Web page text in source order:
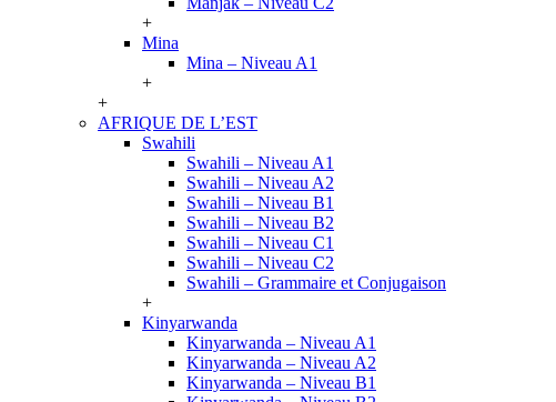
+
Mina
Mina – Niveau A1
+
+
AFRIQUE DE L’EST
Swahili
Swahili – Niveau A1
Swahili – Niveau A2
Swahili – Niveau B1
Swahili – Niveau B2
Swahili – Niveau C1
Swahili – Niveau C2
Swahili – Grammaire et Conjugaison
+
Kinyarwanda
Kinyarwanda – Niveau A1
Kinyarwanda – Niveau A2
Kinyarwanda – Niveau B1